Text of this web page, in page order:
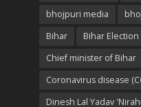
bhojpuri media
Bihar
Bihar Election
Chief minister of Bihar
Coronavirus disease
Dinesh Lal Yadav